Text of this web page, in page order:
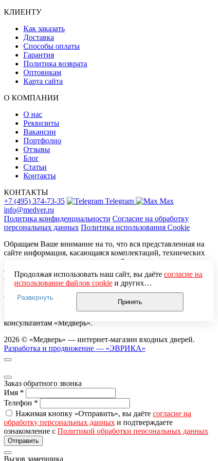
КЛИЕНТУ
Как заказать
Доставка
Способы оплаты
Гарантия
Политика возврата
Оптовикам
Карта сайта
О КОМПАНИИ
О нас
Реквизиты
Вакансии
Портфолио
Отзывы
Блог
Статьи
Контакты
КОНТАКТЫ
+7 (495) 374-73-35
Telegram
Max
info@medver.ru
Политика конфиденциальности Согласие на обработку
персональных данных Политика использования Cookie
Обращаем Ваше внимание на то, что вся представленная на
сайте информация, касающаяся комплектаций, технических
характеристик, цветовых сочетаний, а также стоимости
стальных дверей, сроков изготовления и сервисного
обслуживания носит информационный характер и ни при
каких условиях не является публичной офертой,
определяемой положениями Статьи 437 (2) Гражданского
кодекса Российской Федерации. Для получения подробной
информации, пожалуйста, обращайтесь к менеджерам-
консультантам «Медверь».
2026 © «Медверь» — интернет-магазин входных дверей.
Разработка и продвижение — «ЭВРИКА»
Заказ обратного звонка
Имя *
Телефон *
Нажимая кнопку «Отправить», вы даёте согласие на
обработку персональных данных и подтверждаете
ознакомление с Политикой обработки персональных данных
Вызов замерщика
Продолжая использовать наш сайт, вы даёте согласие на
использование файлов cookieи других
пользовательских данных (включая IP-адрес, сведения о
местоположении, устройстве, действиях на сайте и т. п.)
для функционирования сайта, проведения
использования систем аналитики (например,
Яндекс.Метрика), в соответствии с нашей
Политикой
обработки персональных данных.
Если вы не хотите, чтобы ваши данные обрабатывались,
Развернуть
Принять